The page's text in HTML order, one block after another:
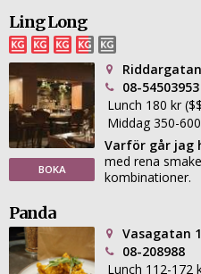
Ling Long
BOKA
08-54503953
Lunch 180 kr
Middag 350-
Varför går jag
med rena
kombinationer.
Panda
Vasagatan
08-208988
Lunch 112-172